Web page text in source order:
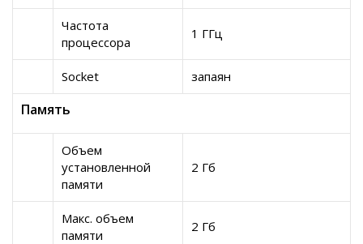
Частота
процессора
1 ГГц
Socket запаян
Память
Объем
установленной
памяти
2 Гб
Макс. объем
памяти
2 Гб